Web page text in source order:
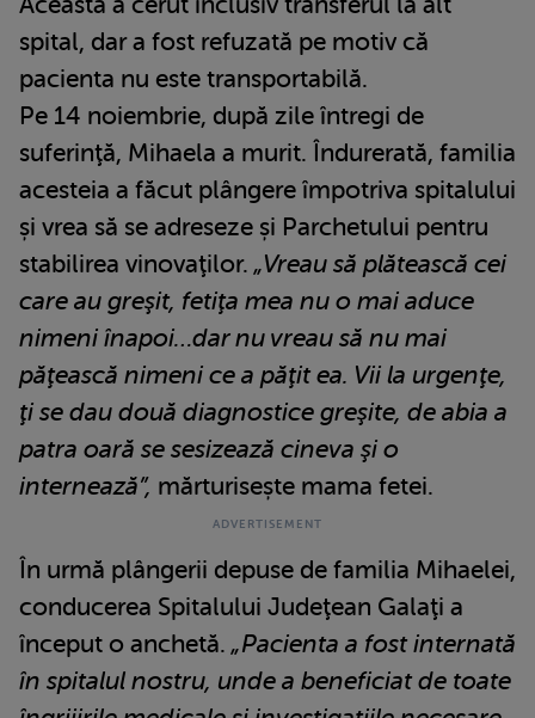
spital, dar a fost refuzată pe motiv că
pacienta nu este transportabilă.
Pe 14 noiembrie, după zile întregi de
suferinţă, Mihaela a murit. Îndurerată, familia
acesteia a făcut plângere împotriva spitalului
și vrea să se adreseze și Parchetului pentru
stabilirea vinovaţilor. „Vreau să plătească cei
care au greşit, fetiţa mea nu o mai aduce
nimeni înapoi…dar nu vreau să nu mai
păţească nimeni ce a păţit ea. Vii la urgenţe,
ţi se dau două diagnostice greşite, de abia a
patra oară se sesizează cineva şi o
internează”, mărturisește mama fetei.
În urmă plângerii depuse de familia Mihaelei,
conducerea Spitalului Judeţean Galaţi a
început o anchetă. „Pacienta a fost internată
în spitalul nostru, unde a beneficiat de toate